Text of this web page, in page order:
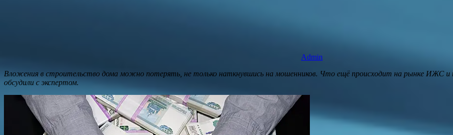
Admin
Вложения в строительство дома можно потерять, не только наткнувшись на мошенников. Что ещё происходит на рынке ИЖС и
обсудили с экспертом.